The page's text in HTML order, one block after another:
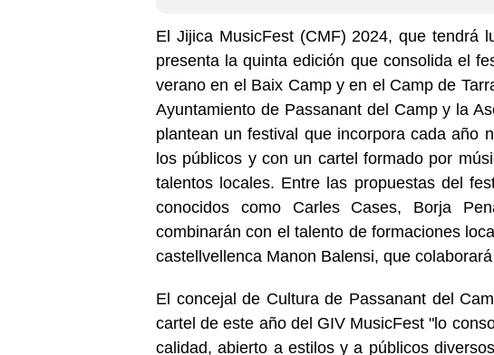
El Jijica MusicFest (CMF) 2024, que tendrá
presenta la quinta edición que consolida el
verano en el Baix Camp y en el Camp de
Ayuntamiento de Passanant del Camp y la
plantean un festival que incorpora cada año
los públicos y con un cartel formado por
talentos locales. Entre las propuestas del
conocidos como Carles Cases, Borja
combinarán con el talento de formaciones
castellvellenca Manon Balensi, que
El concejal de Cultura de Passanant del
cartel de este año del GIV MusicFest "lo
calidad, abierto a estilos y a públicos